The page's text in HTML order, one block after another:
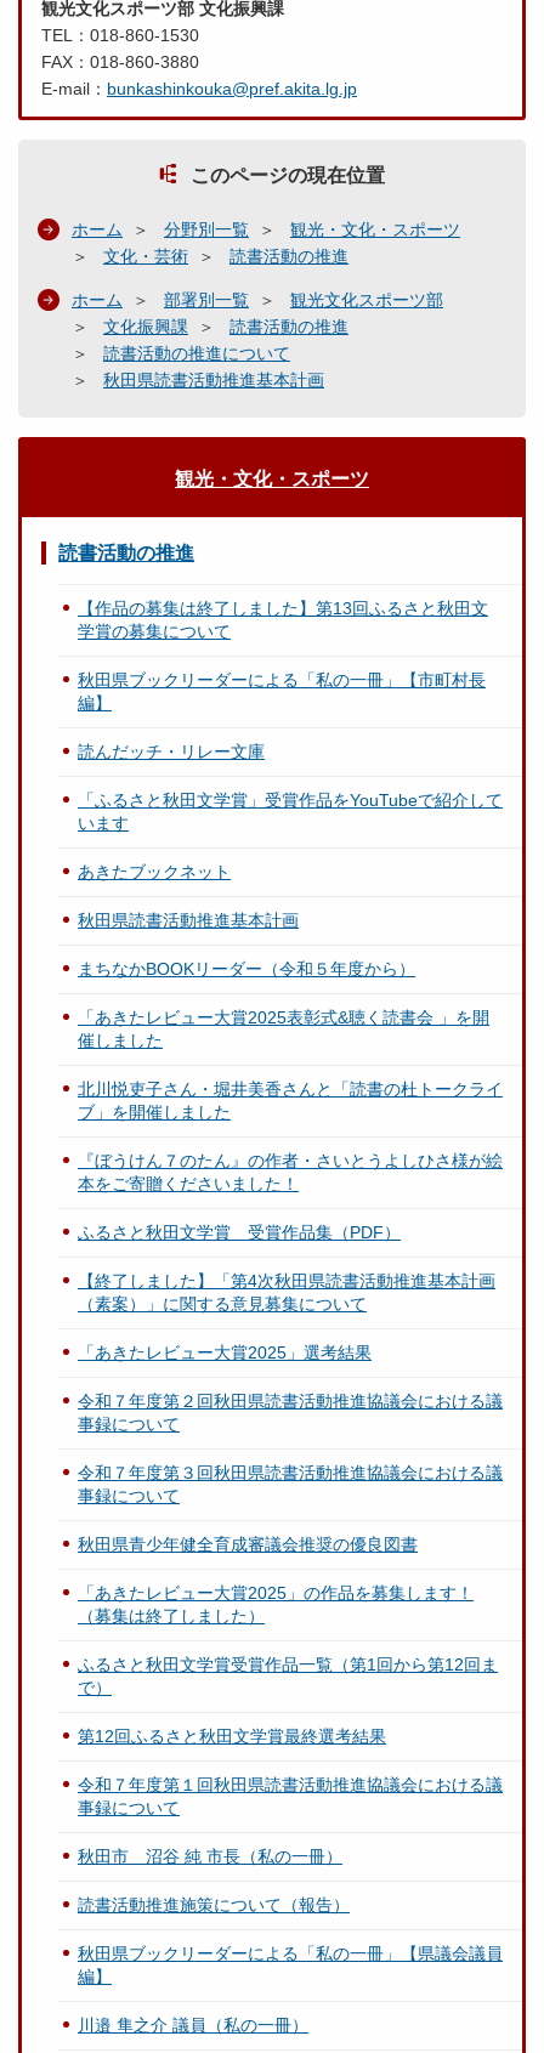
観光文化スポーツ部 文化振興課
TEL：018-860-1530
FAX：018-860-3880
E-mail： bunkashinkouka@pref.akita.lg.jp
このページの現在位置
ホーム 分野別一覧
観光・文化・スポーツ
文化・芸術
読書活動の推進
ホーム 部署別一覧
観光文化スポーツ部
文化振興課
読書活動の推進
読書活動の推進について
秋田県読書活動推進基本計画
観光・文化・スポーツ
読書活動の推進
【作品の募集は終了しました】第13回ふるさと秋田文
学賞の募集について
秋田県ブックリーダーによる「私の一冊」【市町村長
編】
読んだッチ・リレー文庫
「ふるさと秋田文学賞」受賞作品をYouTubeで紹介して
います
あきたブックネット
秋田県読書活動推進基本計画
まちなかBOOKリーダー（令和５年度から）
「あきたレビュー大賞2025表彰式&聴く読書会 」を開
催しました
北川悦吏子さん・堀井美香さんと「読書の杜トークライ
ブ」を開催しました
『ぼうけん７のたん』の作者・さいとうよしひさ様が絵
本をご寄贈くださいました！
ふるさと秋田文学賞 受賞作品集（PDF）
【終了しました】「第4次秋田県読書活動推進基本計画
（素案）」に関する意見募集について
「あきたレビュー大賞2025」選考結果
令和７年度第２回秋田県読書活動推進協議会における議
事録について
令和７年度第３回秋田県読書活動推進協議会における議
事録について
秋田県青少年健全育成審議会推奨の優良図書
「あきたレビュー大賞2025」の作品を募集します！
（募集は終了しました）
ふるさと秋田文学賞受賞作品一覧（第1回から第12回ま
で）
第12回ふるさと秋田文学賞最終選考結果
令和７年度第１回秋田県読書活動推進協議会における議
事録について
秋田市 沼谷 純 市長（私の一冊）
読書活動推進施策について（報告）
秋田県ブックリーダーによる「私の一冊」【県議会議員
編】
川邉 隼之介 議員（私の一冊）